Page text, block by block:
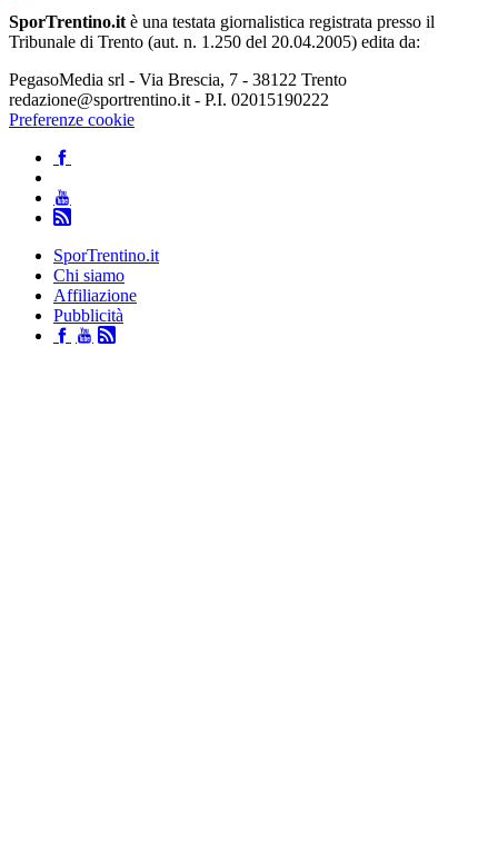
SporTrentino.it è una testata giornalistica registrata presso il
Tribunale di Trento (aut. n. 1.250 del 20.04.2005) edita da:
PegasoMedia srl - Via Brescia, 7 - 38122 Trento
redazione@sportrentino.it - P.I. 02015190222
Preferenze cookie
SporTrentino.it
Chi siamo
Affiliazione
Pubblicità